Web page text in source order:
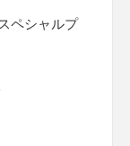
ペシャルプ